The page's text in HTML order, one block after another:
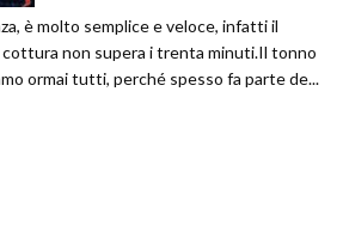
è molto semplice e veloce, infatti il
non supera i trenta minuti.Il tonno
ormai tutti, perché spesso fa parte de...